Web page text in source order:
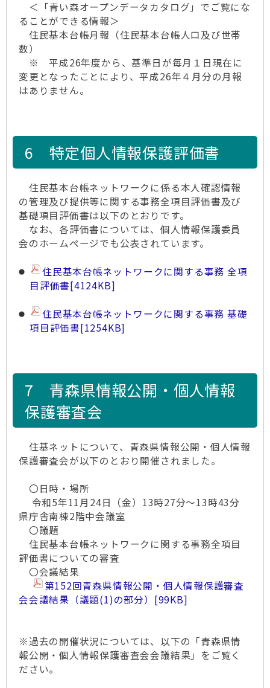
＜「青い森オープンデータカタログ」でご覧にな
ることができる情報＞
住民基本台帳月報（住民基本台帳人口及び世帯
数）
※ 平成26年度から、基準日が毎月１日現在に
変更となったことにより、平成26年４月分の月報
はありません。
6 特定個人情報保護評価書
住民基本台帳ネットワークに係る本人確認情報
の管理及び提供等に関する事務全項目評価書及び
基礎項目評価書は以下のとおりです。
なお、各評価書については、個人情報保護委員
会のホームページでも公表されています。
住民基本台帳ネットワークに関する事務 全項
目評価書[4124KB]
住民基本台帳ネットワークに関する事務 基礎
項目評価書[1254KB]
7 青森県情報公開・個人情報
保護審査会
住基ネットについて、青森県情報公開・個人情報
保護審査会が以下のとおり開催されました。
〇日時・場所
令和5年11月24日（金）13時27分〜13時43分
県庁舎南棟2階中会議室
〇議題
住民基本台帳ネットワークに関する事務全項目
評価書についての審査
〇会議結果
第152回青森県情報公開・個人情報保護審査
会会議結果（議題(1)の部分） [99KB]
※過去の開催状況については、以下の「青森県情
報公開・個人情報保護審査会会議結果」をご覧く
ださい。